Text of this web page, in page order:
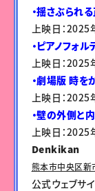
・揺さぶられ
上映日：
・ピアノフォル
上映日：
・劇場版 時を
上映日：
・壁の外側と
上映日：
Denkikan
熊本市中央区新
公式ウェブサ